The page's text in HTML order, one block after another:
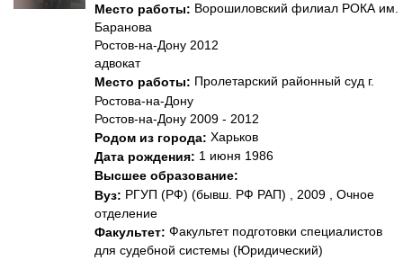
Место работы: Ворошиловский филиал РОКА им.
Баранова
Ростов-на-Дону 2012
адвокат
Место работы: Пролетарский районный суд г.
Ростова-на-Дону
Ростов-на-Дону 2009 - 2012
Родом из города: Харьков
Дата рождения: 1 июня 1986
Высшее образование:
Вуз: РГУП (РФ) (бывш. РФ РАП) , 2009 , Очное
отделение
Факультет: Факультет подготовки специалистов
для судебной системы (Юридический)